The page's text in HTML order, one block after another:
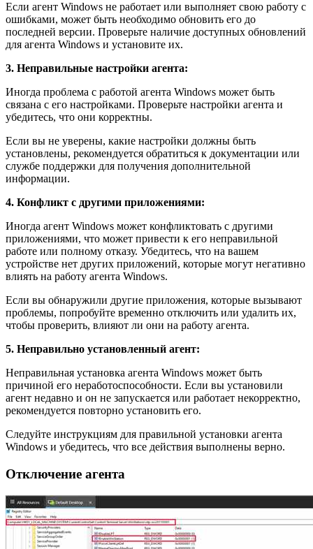
Если агент Windows не работает или выполняет свою работу с
ошибками, может быть необходимо обновить его до
последней версии. Проверьте наличие доступных обновлений
для агента Windows и установите их.
3. Неправильные настройки агента:
Иногда проблема с работой агента Windows может быть
связана с его настройками. Проверьте настройки агента и
убедитесь, что они корректны.
Если вы не уверены, какие настройки должны быть
установлены, рекомендуется обратиться к документации или
службе поддержки для получения дополнительной
информации.
4. Конфликт с другими приложениями:
Иногда агент Windows может конфликтовать с другими
приложениями, что может привести к его неправильной
работе или полному отказу. Убедитесь, что на вашем
устройстве нет других приложений, которые могут негативно
влиять на работу агента Windows.
Если вы обнаружили другие приложения, которые вызывают
проблемы, попробуйте временно отключить или удалить их,
чтобы проверить, влияют ли они на работу агента.
5. Неправильно установленный агент:
Неправильная установка агента Windows может быть
причиной его неработоспособности. Если вы установили
агент недавно и он не запускается или работает некорректно,
рекомендуется повторно установить его.
Следуйте инструкциям для правильной установки агента
Windows и убедитесь, что все действия выполнены верно.
Отключение агента